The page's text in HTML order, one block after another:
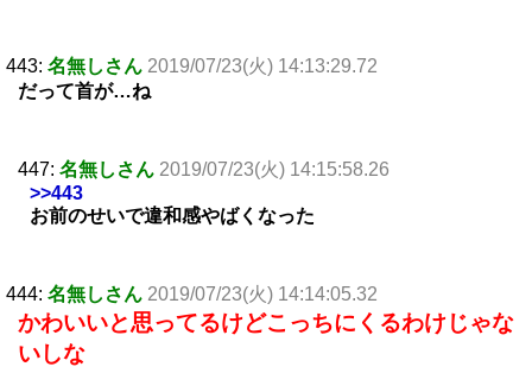
443: 名無しさん 2019/07/23(火) 14:13:29.72
だって首が…ね
447: 名無しさん 2019/07/23(火) 14:15:58.26
>>443
お前のせいで違和感やばくなった
444: 名無しさん 2019/07/23(火) 14:14:05.32
かわいいと思ってるけどこっちにくるわけじゃな
いしな